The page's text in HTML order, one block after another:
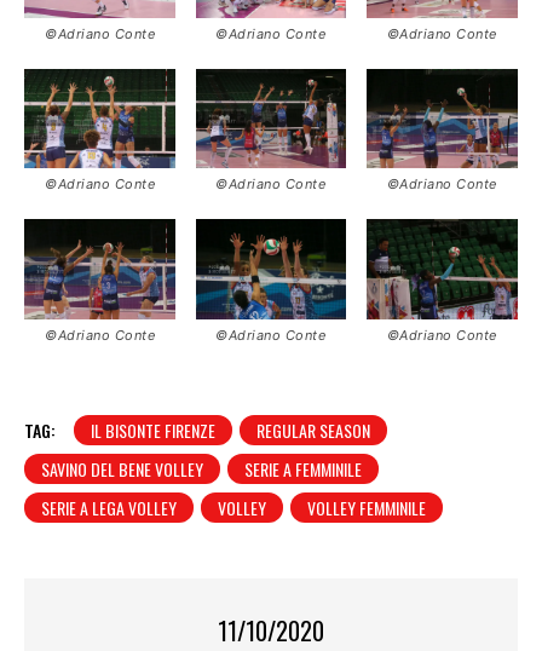
©Adriano Conte ©Adriano Conte ©Adriano Conte
©Adriano Conte ©Adriano Conte ©Adriano Conte
©Adriano Conte ©Adriano Conte ©Adriano Conte
TAG: IL BISONTE FIRENZE
REGULAR SEASON
SAVINO DEL BENE VOLLEY
SERIE A FEMMINILE
SERIE A LEGA VOLLEY
VOLLEY VOLLEY FEMMINILE
11/10/2020